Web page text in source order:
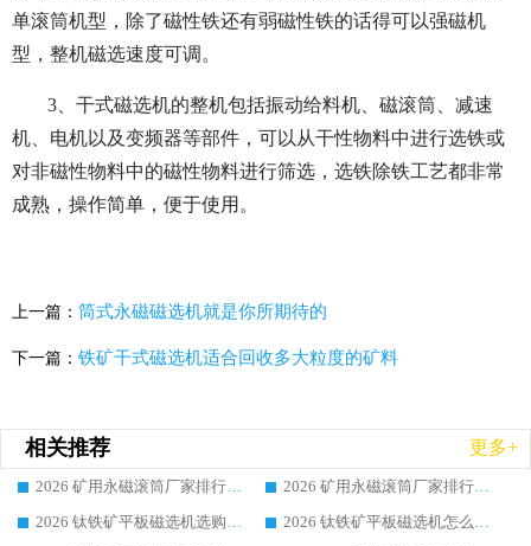
单滚筒机型，除了磁性铁还有弱磁性铁的话得可以强磁机
型，整机磁选速度可调。
3、干式磁选机的整机包括振动给料机、磁滚筒、减速
机、电机以及变频器等部件，可以从干性物料中进行选铁或
对非磁性物料中的磁性物料进行筛选，选铁除铁工艺都非常
成熟，操作简单，便于使用。
上一篇： 筒式永磁磁选机就是你所期待的
下一篇： 铁矿干式磁选机适合回收多大粒度的矿料
相关推荐 更多+
2026 矿用永磁滚筒厂家排行榜选购干货指南 行业口碑标杆华体会手机网页版-华体会(中国) 实力出众
2026 矿用永磁滚筒厂家排行榜选购指南，行业口碑领域强者华体会手机网页版-华体会(中国)
2026 钛铁矿平板磁选机选购全攻略 市场公认优质品牌厂家实力排行榜
2026 钛铁矿平板磁选机怎么选 靠谱生产企业实力排行榜选购参考攻略